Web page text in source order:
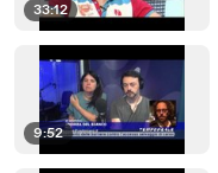
33:12
9:52